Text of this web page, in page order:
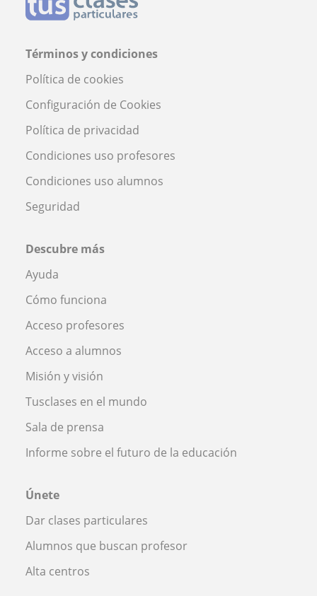
Términos y condiciones
Política de cookies
Configuración de Cookies
Política de privacidad
Condiciones uso profesores
Condiciones uso alumnos
Seguridad
Descubre más
Ayuda
Cómo funciona
Acceso profesores
Acceso a alumnos
Misión y visión
Tusclases en el mundo
Sala de prensa
Informe sobre el futuro de la educación
Únete
Dar clases particulares
Alumnos que buscan profesor
Alta centros